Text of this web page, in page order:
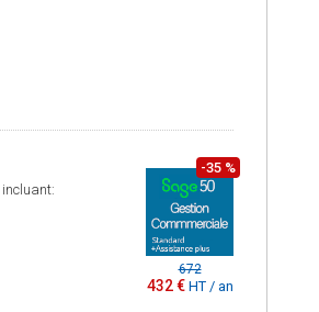
672
432 €HT / an
incluant:
-35 %